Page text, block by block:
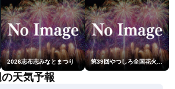
2026志布志みなとまつり 第39回やつしろ全国花火競技大会
天気予報